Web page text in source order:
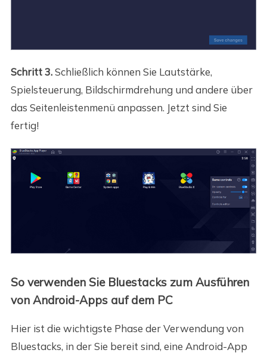
Schritt 3.Schließlich können Sie Lautstärke,
Spielsteuerung, Bildschirmdrehung und andere über
das Seitenleistenmenü anpassen. Jetzt sind Sie
fertig!
So verwenden Sie Bluestacks zum Ausführen
von Android-Apps auf dem PC
Hier ist die wichtigste Phase der Verwendung von
Bluestacks, in der Sie bereit sind, eine Android-App